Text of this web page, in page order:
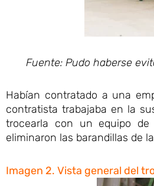
Fuente: Pudo haberse
Habían contratado a una
contratista trabajaba en la
trocearla con un equipo de
eliminaron las barandillas de
Imagen 2. Vista general del